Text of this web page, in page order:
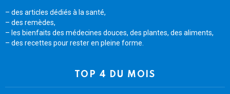
– des articles dédiés à la santé,
– des remèdes,
– les bienfaits des médecines douces, des plantes, des aliments,
– des recettes pour rester en pleine forme.
TOP 4 DU MOIS